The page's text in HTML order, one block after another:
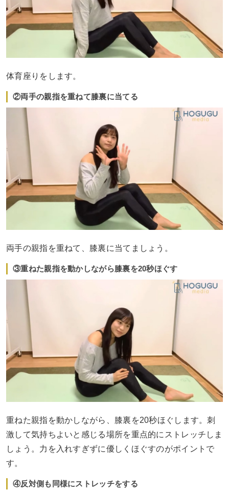
体育座りをします。
②両手の親指を重ねて膝裏に当てる
両手の親指を重ねて、膝裏に当てましょう。
③重ねた親指を動かしながら膝裏を20秒ほぐす
重ねた親指を動かしながら、膝裏を20秒ほぐします。刺
激して気持ちよいと感じる場所を重点的にストレッチしま
しょう。力を入れすぎずに優しくほぐすのがポイントで
す。
④反対側も同様にストレッチをする